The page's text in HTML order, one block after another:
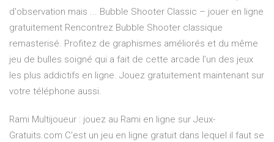
d'observation mais ... Bubble Shooter Classic – jouer en ligne
gratuitement Rencontrez Bubble Shooter classique
remasterisé. Profitez de graphismes améliorés et du même
jeu de bulles soigné qui a fait de cette arcade l’un des jeux
les plus addictifs en ligne. Jouez gratuitement maintenant sur
votre téléphone aussi.
Rami Multijoueur : jouez au Rami en ligne sur Jeux-
Gratuits.com C'est un jeu en ligne gratuit dans lequel il faut se